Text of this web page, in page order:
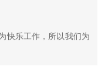
快乐工作，所以我们为